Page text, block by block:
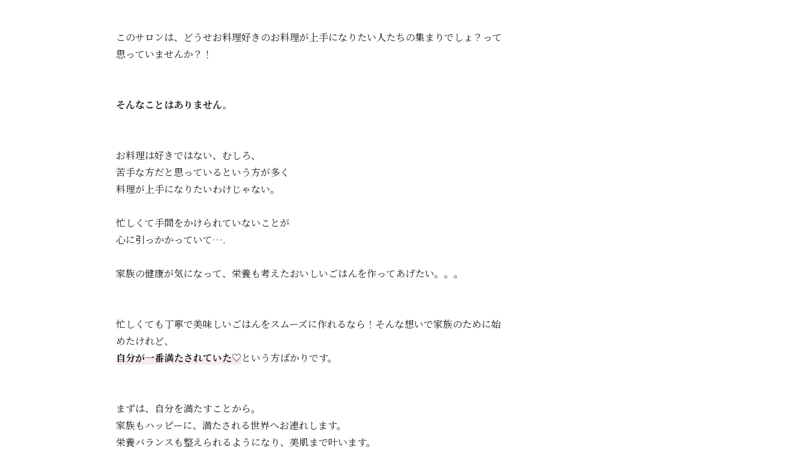
このサロンは、どうせお料理好きのお料理が上手になりたい人たちの集まりでしょ？って
思っていませんか？！
そんなことはありません。
お料理は好きではない、むしろ、
苦手な方だと思っているという方が多く
料理が上手になりたいわけじゃない。
忙しくて手間をかけられていないことが
心に引っかかっていて….
家族の健康が気になって、栄養も考えたおいしいごはんを作ってあげたい。。。
忙しくても丁寧で美味しいごはんをスムーズに作れるなら！そんな想いで家族のために始
めたけれど、
自分が一番満たされていた♡という方ばかりです。
まずは、自分を満たすことから。
家族もハッピーに、満たされる世界へお連れします。
栄養バランスも整えられるようになり、美肌まで叶います。